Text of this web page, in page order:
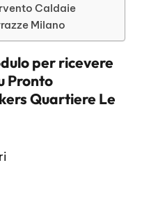
Caldaie
Milano
per ricevere
Pronto
Quartiere Le